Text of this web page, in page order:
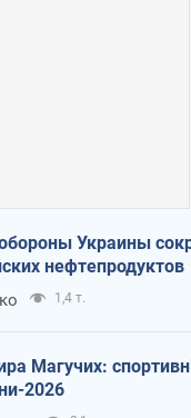
Украины
нефтепродуктов
1,4 т.
Магучих:
2026